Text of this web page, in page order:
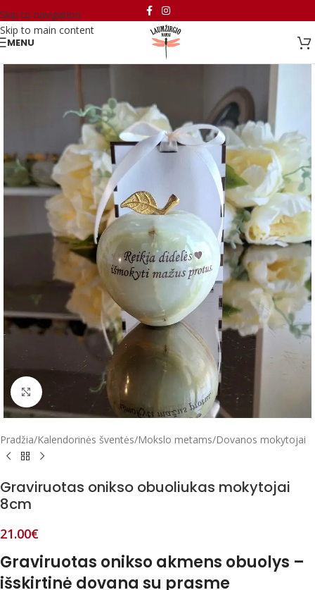
Skip to navigation
Skip to main content
MENU
Paspausk, kad padidintum
Pradžia/Kalendorinės šventės/Mokslo metams/Dovanos mokytojai
Graviruotas onikso obuoliukas mokytojai
8cm
21.00€
Graviruotas onikso akmens obuolys –
išskirtinė dovana su prasme